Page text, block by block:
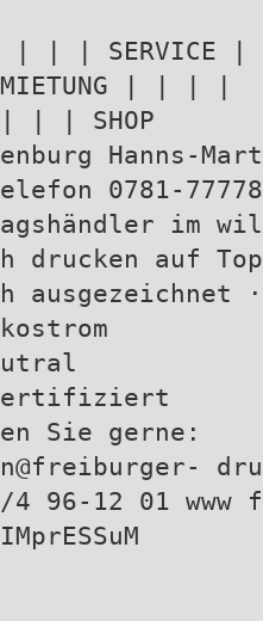
| | | | SERVICE |
| | | |
| | | SHOP
Hanns-
0781-77778
im
drucken auf
ausgezeichnet
Sie gerne:
4 96-12 01 www